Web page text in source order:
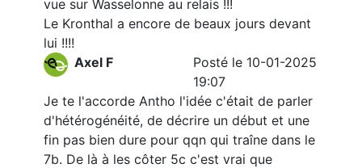
vue sur Wasselonne au relais !!!
Le Kronthal a encore de beaux jours devant
lui !!!!
Axel F
Posté le 10-01-2025
19:07
Je te l'accorde Antho l'idée c'était de parler
d'hétérogénéité, de décrire un début et une
fin pas bien dure pour qqn qui traîne dans le
7b. De là à les côter 5c c'est vrai que